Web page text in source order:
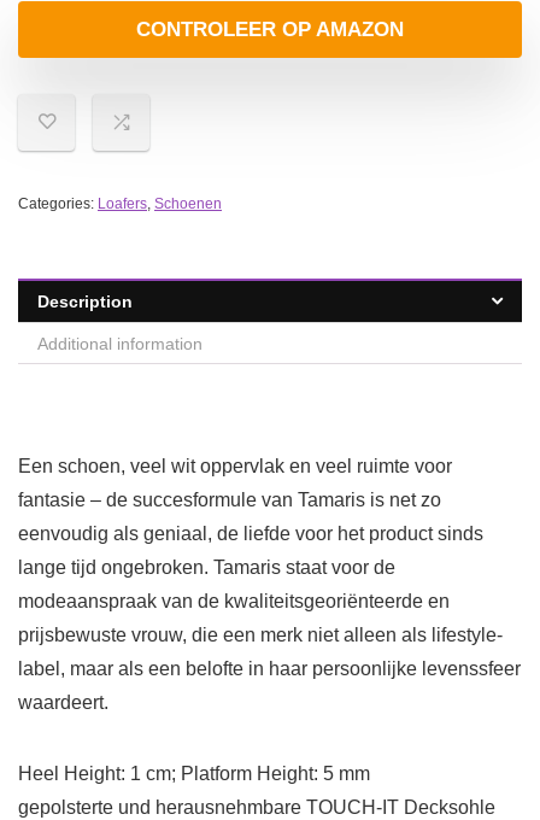
CONTROLEER OP AMAZON
Categories: Loafers, Schoenen
Description
Additional information
Een schoen, veel wit oppervlak en veel ruimte voor
fantasie – de succesformule van Tamaris is net zo
eenvoudig als geniaal, de liefde voor het product sinds
lange tijd ongebroken. Tamaris staat voor de
modeaanspraak van de kwaliteitsgeoriënteerde en
prijsbewuste vrouw, die een merk niet alleen als lifestyle-
label, maar als een belofte in haar persoonlijke levenssfeer
waardeert.
Heel Height: 1 cm; Platform Height: 5 mm
gepolsterte und herausnehmbare TOUCH-IT Decksohle